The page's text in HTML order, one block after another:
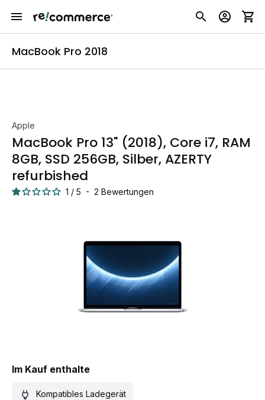
MacBook Pro 2018
Apple
MacBook Pro 13" (2018), Core i7, RAM
8GB, SSD 256GB, Silber, AZERTY
refurbished
1 / 5 - 2 Bewertungen
Im Kauf enthalte
Kompatibles Ladegerät